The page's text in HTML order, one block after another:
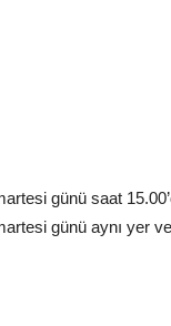
günü saat
günü aynı yer